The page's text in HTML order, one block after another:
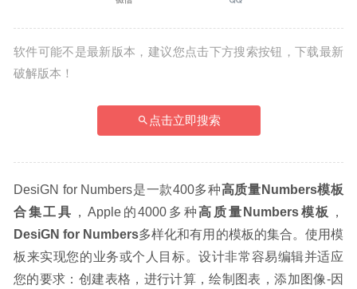
软件可能不是最新版本，建议您点击下方搜索按钮，下载最新
破解版本！
点击立即搜索
DesiGN for Numbers是一款400多种高质量Numbers模板
合集工具 ，Apple的4000多种高质量Numbers模板
，
DesiGN for Numbers多样化和有用的模板的集合。使用模
板来实现您的业务或个人目标。设计非常容易编辑并适应
您的要求：创建表格，进行计算，绘制图表，添加图像-因